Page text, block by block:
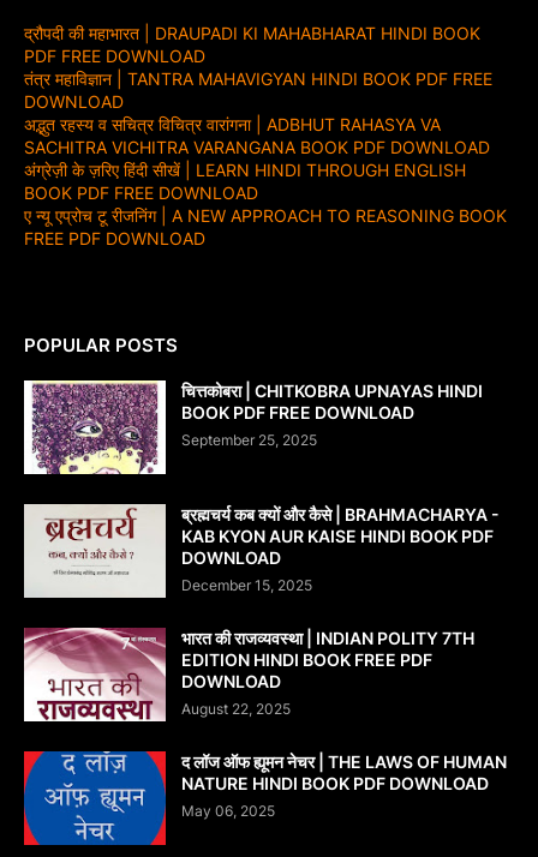
द्रौपदी की महाभारत | DRAUPADI KI MAHABHARAT HINDI BOOK
PDF FREE DOWNLOAD
तंत्र महाविज्ञान | TANTRA MAHAVIGYAN HINDI BOOK PDF FREE
DOWNLOAD
अद्भुत रहस्य व सचित्र विचित्र वारांगना | ADBHUT RAHASYA VA
SACHITRA VICHITRA VARANGANA BOOK PDF DOWNLOAD
अंग्रेज़ी के ज़रिए हिंदी सीखें | LEARN HINDI THROUGH ENGLISH
BOOK PDF FREE DOWNLOAD
ए न्यू एप्रोच टू रीजनिंग | A NEW APPROACH TO REASONING BOOK
FREE PDF DOWNLOAD
POPULAR POSTS
चित्तकोबरा | CHITKOBRA UPNAYAS HINDI
BOOK PDF FREE DOWNLOAD
September 25, 2025
ब्रह्मचर्य कब क्यों और कैसे | BRAHMACHARYA -
KAB KYON AUR KAISE HINDI BOOK PDF
DOWNLOAD
December 15, 2025
भारत की राजव्यवस्था | INDIAN POLITY 7TH
EDITION HINDI BOOK FREE PDF
DOWNLOAD
August 22, 2025
द लॉज ऑफ ह्यूमन नेचर | THE LAWS OF HUMAN
NATURE HINDI BOOK PDF DOWNLOAD
May 06, 2025